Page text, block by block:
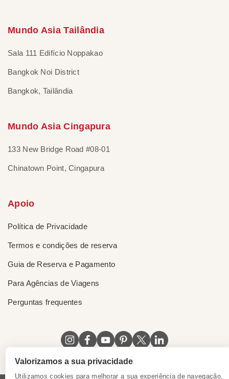
Mundo Asia Tailândia
Sala 111 Edifício Noppakao
Bangkok Noi District
Bangkok, Tailândia
Mundo Asia Cingapura
133 New Bridge Road #08-01
Chinatown Point, Cingapura
Apoio
Política de Privacidade
Termos e condições de reserva
Guia de Reserva e Pagamento
Para Agências de Viagens
Perguntas frequentes
Valorizamos a sua privacidade
Utilizamos cookies para melhorar a sua experiência de navegação,